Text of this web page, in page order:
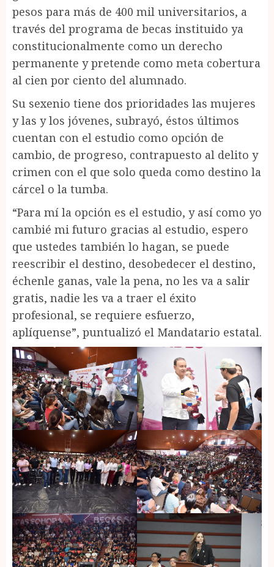
pesos para más de 400 mil universitarios, a
través del programa de becas instituido ya
constitucionalmente como un derecho
permanente y pretende como meta cobertura
al cien por ciento del alumnado.
Su sexenio tiene dos prioridades las mujeres
y las y los jóvenes, subrayó, éstos últimos
cuentan con el estudio como opción de
cambio, de progreso, contrapuesto al delito y
crimen con el que solo queda como destino la
cárcel o la tumba.
“Para mí la opción es el estudio, y así como yo
cambié mi futuro gracias al estudio, espero
que ustedes también lo hagan, se puede
reescribir el destino, desobedecer el destino,
échenle ganas, vale la pena, no les va a salir
gratis, nadie les va a traer el éxito
profesional, se requiere esfuerzo,
aplíquense”, puntualizó el Mandatario estatal.